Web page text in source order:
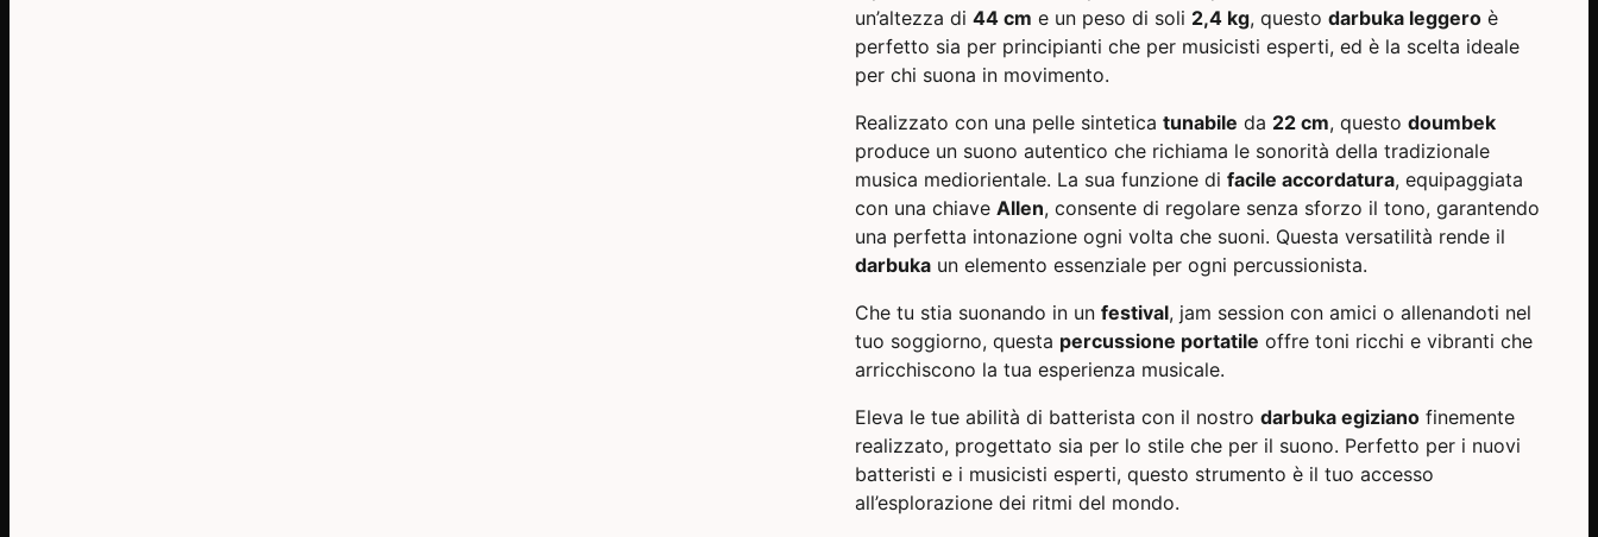
un’altezza di 44 cm e un peso di soli 2,4 kg, questo darbuka leggeroè
perfetto sia per principianti che per musicisti esperti, ed è la scelta ideale
per chi suona in movimento.
Realizzato con una pelle sintetica tunabile da 22 cm, questo doumbek
produce un suono autentico che richiama le sonorità della tradizionale
musica mediorientale. La sua funzione di facile accordatura, equipaggiata
con una chiave Allen, consente di regolare senza sforzo il tono, garantendo
una perfetta intonazione ogni volta che suoni. Questa versatilità rende il
darbukaun elemento essenziale per ogni percussionista.
Che tu stia suonando in un festival, jam session con amici o allenandoti nel
tuo soggiorno, questa percussione portatile offre toni ricchi e vibranti che
arricchiscono la tua esperienza musicale.
Eleva le tue abilità di batterista con il nostro darbuka egizianofinemente
realizzato, progettato sia per lo stile che per il suono. Perfetto per i nuovi
batteristi e i musicisti esperti, questo strumento è il tuo accesso
all’esplorazione dei ritmi del mondo.